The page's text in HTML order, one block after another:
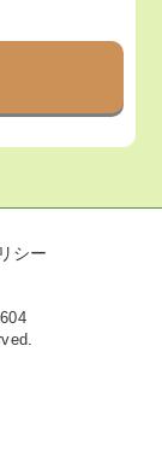
シー